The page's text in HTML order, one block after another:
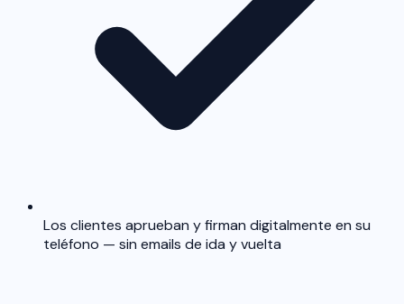
Los clientes aprueban y firman digitalmente en su
teléfono — sin emails de ida y vuelta